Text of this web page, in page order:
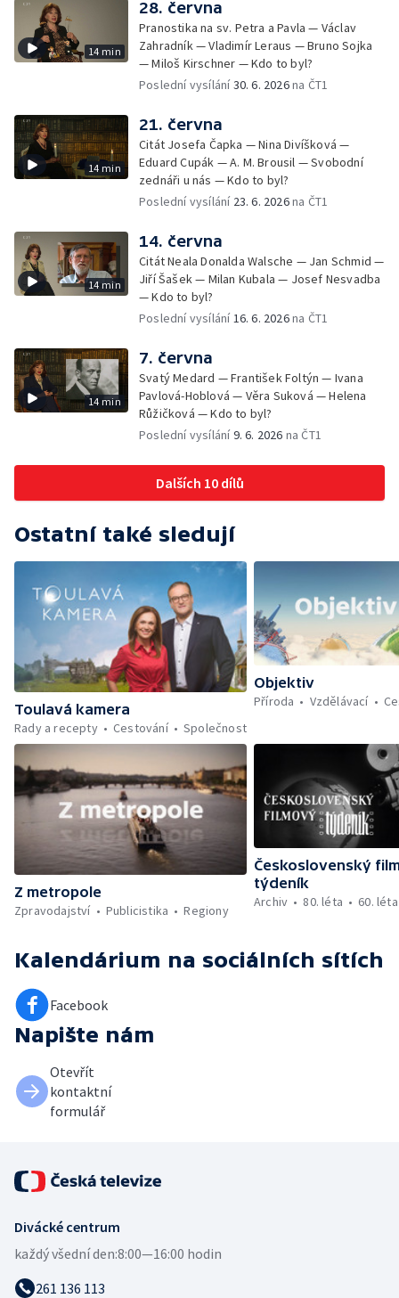
14 min
28. června
Pranostika na sv. Petra a Pavla — Václav
Zahradník — Vladimír Leraus — Bruno Sojka
— Miloš Kirschner — Kdo to byl?
Poslední vysílání30. 6. 2026na ČT1
14 min
21. června
Citát Josefa Čapka — Nina Divíšková —
Eduard Cupák — A. M. Brousil — Svobodní
zednáři u nás — Kdo to byl?
Poslední vysílání 23. 6. 2026na ČT1
14 min
14. června
Citát Neala Donalda Walsche — Jan Schmid —
Jiří Šašek — Milan Kubala — Josef Nesvadba
— Kdo to byl?
Poslední vysílání16. 6. 2026na ČT1
14 min
7. června
Svatý Medard — František Foltýn — Ivana
Pavlová-Hoblová — Věra Suková — Helena
Růžičková — Kdo to byl?
Poslední vysílání9. 6. 2026 na ČT1
Dalších 10 dílů
Ostatní také sledují
Toulavá kamera
Rady a recepty
Cestování Společnost
Objektiv
Příroda
Vzdělávací
Z metropole
Zpravodajství
Publicistika Regiony
Československý
týdeník
Archiv
80. léta 60. léta
Kalendárium na sociálních sítích
Facebook
Napište nám
Otevřít
kontaktní
formulář
Divácké centrum
každý všední den:8:00—16:00 hodin
261 136 113